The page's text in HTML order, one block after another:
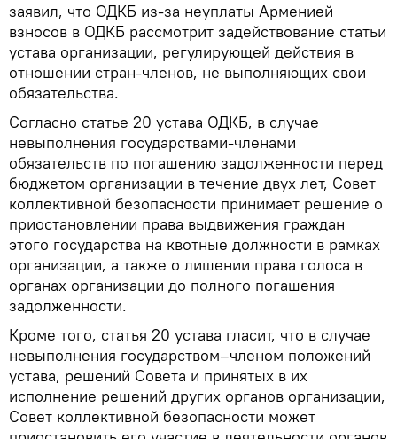
заявил, что ОДКБ из-за неуплаты Арменией
взносов в ОДКБ рассмотрит задействование статьи
устава организации, регулирующей действия в
отношении стран-членов, не выполняющих свои
обязательства.
Согласно статье 20 устава ОДКБ, в случае
невыполнения государствами-членами
обязательств по погашению задолженности перед
бюджетом организации в течение двух лет, Совет
коллективной безопасности принимает решение о
приостановлении права выдвижения граждан
этого государства на квотные должности в рамках
организации, а также о лишении права голоса в
органах организации до полного погашения
задолженности.
Кроме того, статья 20 устава гласит, что в случае
невыполнения государством–членом положений
устава, решений Совета и принятых в их
исполнение решений других органов организации,
Совет коллективной безопасности может